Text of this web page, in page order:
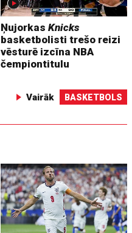
ŅujorkasKnicks
basketbolisti trešo reizi
vēsturē izcīna NBA
čempiontitulu
Vairāk BASKETBOLS